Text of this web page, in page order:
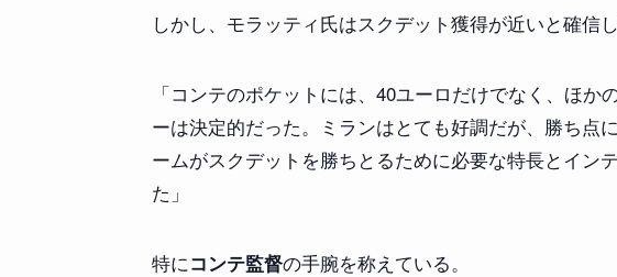
しかし、モラッティ氏はスクデット獲得が近いと確信
「コンテのポケットには、40ユーロだけでなく、ほ
ーは決定的だった。ミランはとても好調だが、勝ち点
ームがスクデットを勝ちとるために必要な特長とイン
た」
特にコンテ監督の手腕を称えている。